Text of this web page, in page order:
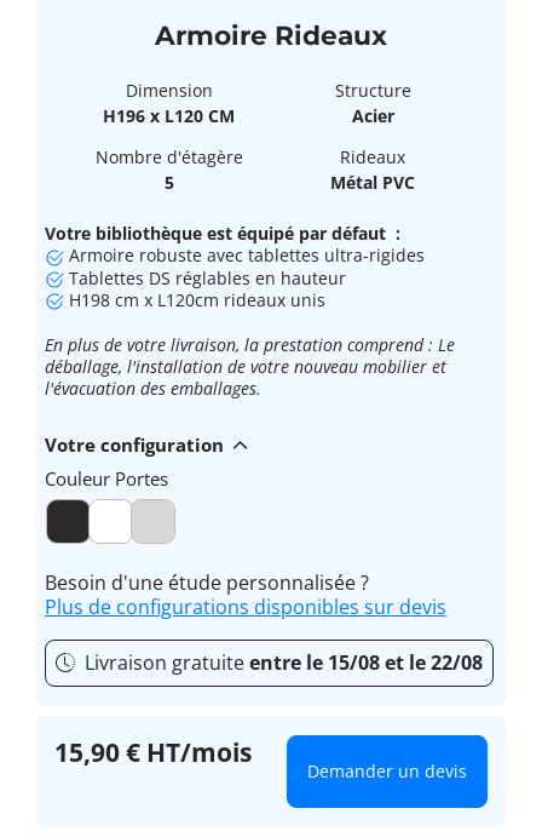
Armoire Rideaux
Dimension
H196 x L120 CM
Structure
Acier
Nombre d'étagère
5
Rideaux
Métal PVC
Votre bibliothèque est équipé par défaut :
Armoire robuste avec tablettes ultra-rigides
Tablettes DS réglables en hauteur
H198 cm x L120cm rideaux unis
En plus de votre livraison, la prestation comprend : Le
déballage, l'installation de votre nouveau mobilier et
l'évacuation des emballages.
Votre configuration
Couleur Portes
Besoin d'une étude personnalisée ?
Plus de configurations disponibles sur devis
Livraison gratuiteentre le 15/08 et le 22/08
15,90 € HT/mois
Demander un devis